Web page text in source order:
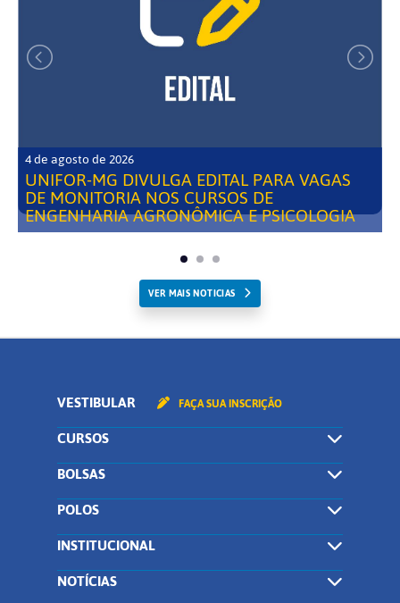
4 de agosto de 2026
UNIFOR-MG DIVULGA EDITAL PARA VAGAS
DE MONITORIA NOS CURSOS DE
ENGENHARIA AGRONÔMICA E PSICOLOGIA
VER MAIS NOTICIAS
VESTIBULAR FAÇA SUA INSCRIÇÃO
CURSOS
BOLSAS
POLOS
INSTITUCIONAL
NOTÍCIAS